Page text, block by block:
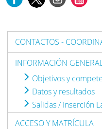
CONTACTOS -
INFORMACIÓN
Objetivos y
Datos y resultados
Salidas / Inserción
ACCESO Y MATRÍCULA